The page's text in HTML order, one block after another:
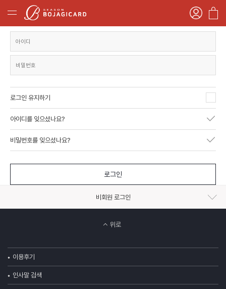
로그인 유지하기
아이디를 잊으셨나요?
비밀번호를 잊으셨나요?
로그인
비회원 로그인
위로
이용후기
인사말 검색